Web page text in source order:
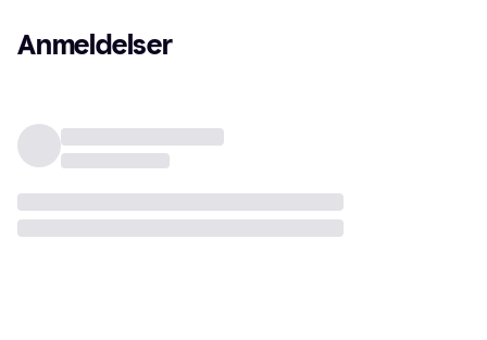
Anmeldelser